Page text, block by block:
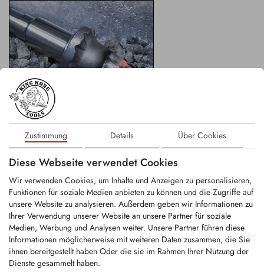
Zustimmung Details Über Cookies
Diese Webseite verwendet Cookies
Wir verwenden Cookies, um Inhalte und Anzeigen zu personalisieren,
Funktionen für soziale Medien anbieten zu können und die Zugriffe auf
unsere Website zu analysieren. Außerdem geben wir Informationen zu
Ihrer Verwendung unserer Website an unsere Partner für soziale
Medien, Werbung und Analysen weiter. Unsere Partner führen diese
Informationen möglicherweise mit weiteren Daten zusammen, die Sie
ihnen bereitgestellt haben Oder die sie im Rahmen Ihrer Nutzung der
Dienste gesammelt haben.
King Shield
In manchen Anwendungen steht nicht so sehr die Aggressivität der
Oberfläche im Vordergrund. Beispielsweise zeigen Rundschaftmeißel,
die im Wegebau bei der Zerkleinerung von stark abrasivem Gestein
eingesetzt werden, starken Verschleiß am Stahlkopf.
Eine King Shield Panzerung in diesem Bereich schützt besonders
effektiv vor dem Auswaschen.
Bei diesem Verfahren, einem Plasma-Pulver-Auftragsschweißen, wird
ein wolframkarbidhaltiges Metallpulver im Plasma-Lichtbogen